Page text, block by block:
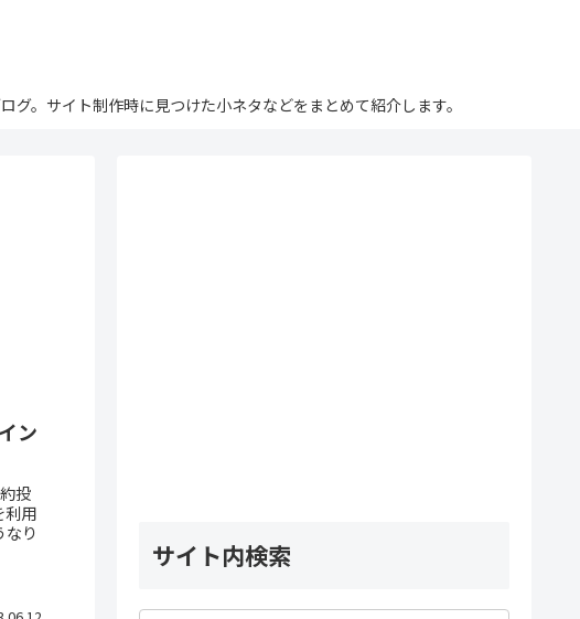
。サイト制作時に見つけた小ネタなどをまとめて紹介します。
ン
投
利用
なり
サイト内検索